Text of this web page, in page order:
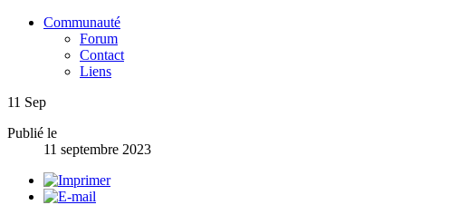
Communauté
Forum
Contact
Liens
11 Sep
Publié le
11 septembre 2023